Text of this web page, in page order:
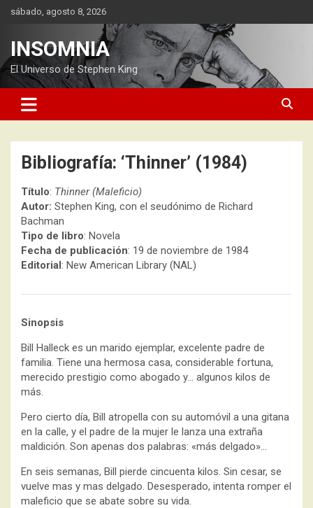
Saltarsábado, agosto 8, 2026
INSOMNIA
El Universo de Stephen King
Bibliografía: ‘Thinner’ (1984)
Título: Thinner (Maleficio)
Autor: Stephen King, con el seudónimo de Richard
Bachman
Tipo de libro: Novela
Fecha de publicación: 19 de noviembre de 1984
Editorial: New American Library (NAL)
Sinopsis
Bill Halleck es un marido ejemplar, excelente padre de
familia. Tiene una hermosa casa, considerable fortuna,
merecido prestigio como abogado y… algunos kilos de
más.
Pero cierto día, Bill atropella con su automóvil a una gitana
en la calle, y el padre de la mujer le lanza una extraña
maldición. Son apenas dos palabras: «más delgado»…
En seis semanas, Bill pierde cincuenta kilos. Sin cesar, se
vuelve mas y mas delgado. Desesperado, intenta romper el
maleficio que se abate sobre su vida.